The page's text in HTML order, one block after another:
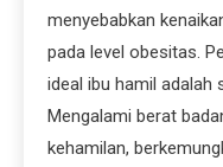
menyebabkan
pada level obesitas.
ideal ibu hamil adalah
Mengalami berat
kehamilan,